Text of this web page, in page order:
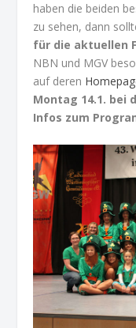
haben die beiden
zu sehen, dann
für die aktuellen
NBN und MGV
auf deren
Montag 14.1. bei
Infos zum